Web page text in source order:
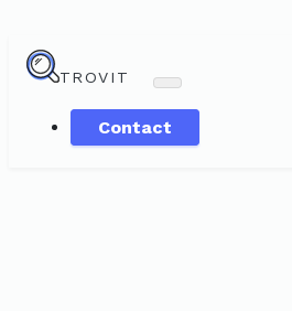
TROVIT
Contact